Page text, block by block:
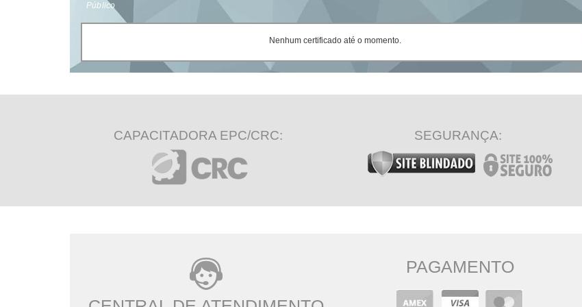
Público
Nenhum certificado até o momento.
CAPACITADORA EPC/CRC: SEGURANÇA:
PAGAMENTO